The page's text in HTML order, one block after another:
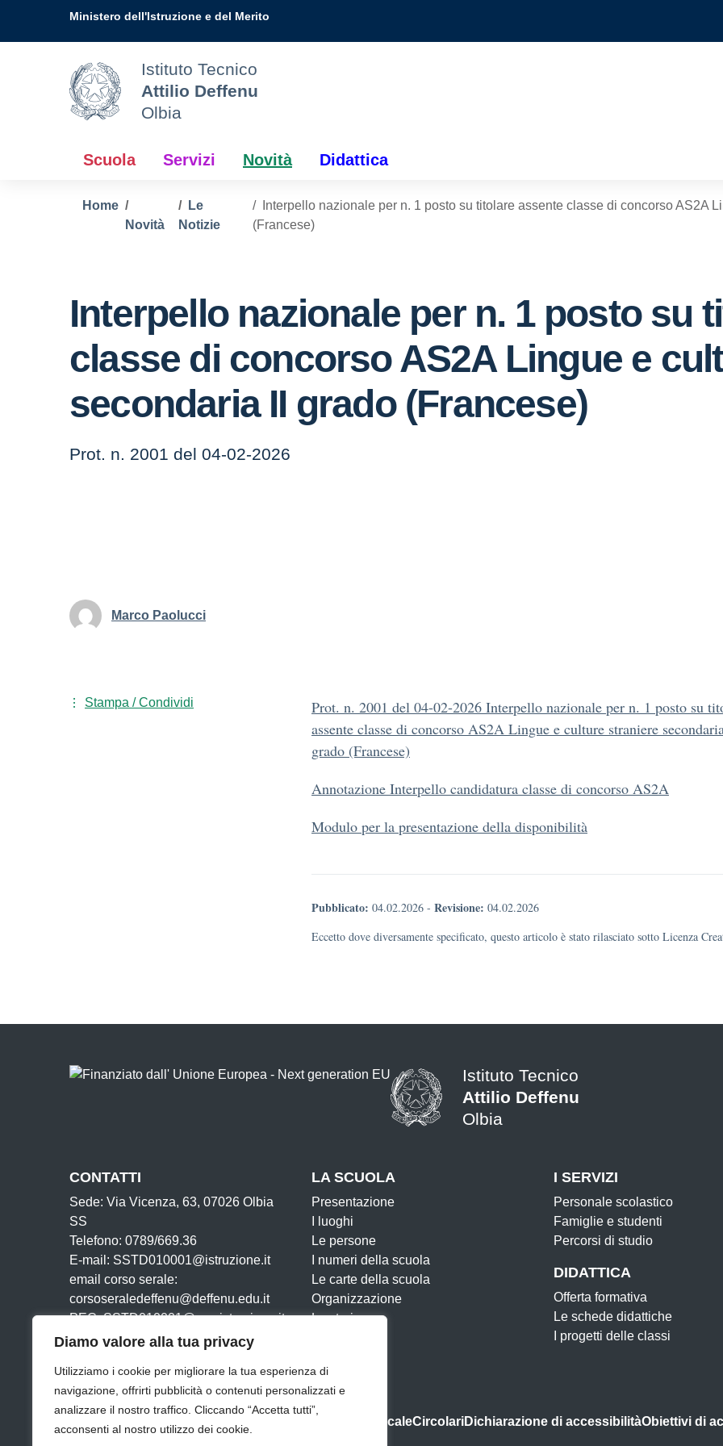
Diamo valore alla tua privacy
Utilizziamo i cookie per migliorare la tua esperienza di
navigazione, offrirti pubblicità o contenuti personalizzati e
analizzare il nostro traffico. Cliccando “Accetta tutti”,
acconsenti al nostro utilizzo dei cookie.
Ministero dell'Istruzione e del Merito
Istituto Tecnico
Attilio Deffenu
Olbia
Scuola Servizi Novità Didattica
Home
Novità
Le
Notizie
Interpello nazionale per n. 1 posto su titolare assente classe di concorso AS2A
(Francese)
Interpello nazionale per n. 1 posto su
classe di concorso AS2A Lingue e
secondaria II grado (Francese)
Prot. n. 2001 del 04-02-2026
Marco Paolucci
Prot. n. 2001 del 04-02-2026 Interpello nazionale per n. 1 posto su
assente classe di concorso AS2A Lingue e culture straniere
grado (Francese)
Annotazione Interpello candidatura classe di concorso AS2A
Modulo per la presentazione della disponibilità
Pubblicato: 04.02.2026 - Revisione: 04.02.2026
Eccetto dove diversamente specificato, questo articolo è stato rilasciato sotto Licenza
Stampa / Condividi
Istituto Tecnico
Attilio Deffenu
Olbia
CONTATTI
Sede: Via Vicenza, 63, 07026 Olbia
SS
Telefono: 0789/669.36
E-mail: SSTD010001@istruzione.it
email corso serale:
corsoseraledeffenu@deffenu.edu.it
PEC: SSTD010001@pec.istruzione.it
Cod. Mecc: SSTD010001
LA SCUOLA
Presentazione
I luoghi
Le persone
I numeri della scuola
Le carte della scuola
Organizzazione
La storia
I SERVIZI
Personale scolastico
Famiglie e studenti
Percorsi di studio
DIDATTICA
Offerta formativa
Le schede didattiche
I progetti delle classi
Albo SindacaleCircolariDichiarazione di accessibilitàObiettivi di